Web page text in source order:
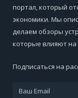
портал, который
экономики. Мы
делаем обзоры
которые влияют
Подписаться на